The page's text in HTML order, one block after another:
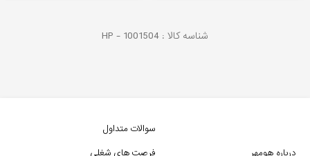
شناسه کالا : HP - 1001504
درباره هومهر
سوالات متداول
فرصت های شغلی